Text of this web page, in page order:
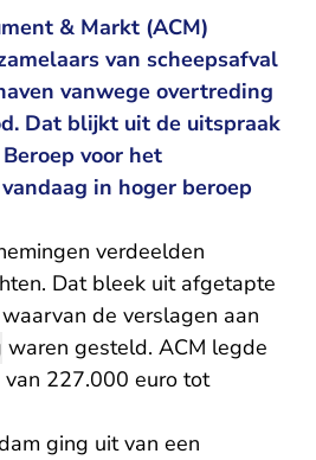
& Markt (ACM)
van scheepsafval
vanwege overtreding
Dat blijkt uit de uitspraak
voor het
in hoger beroep
verdeelden
Dat bleek uit afgetapte
de verslagen aan
waren gesteld. ACM legde
227.000 euro tot
ging uit van een